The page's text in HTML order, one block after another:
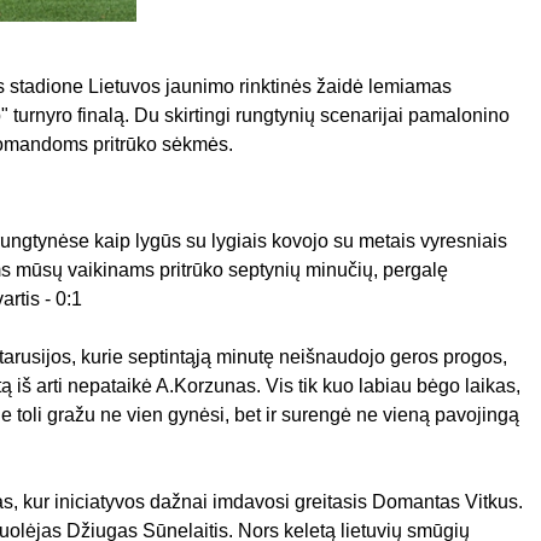
Lietuvos jaunimo rinktinės žaidė lemiamas
turnyro finalą. Du skirtingi rungtynių scenarijai pamalonino
pritrūko sėkmės.
kaip lygūs su lygiais kovojo su metais vyresniais
mūsų vaikinams pritrūko septynių minučių, pergalę
- 0:1
kurie septintąją minutę neišnaudojo geros progos,
iš arti nepataikė A.Korzunas. Vis tik kuo labiau bėgo laikas,
toli gražu ne vien gynėsi, bet ir surengė ne vieną pavojingą
kur iniciatyvos dažnai imdavosi greitasis Domantas Vitkus.
Džiugas Sūnelaitis. Nors keletą lietuvių smūgių